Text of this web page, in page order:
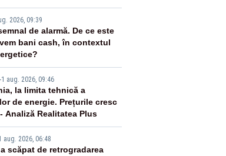
2026, 09:39
de alarmă. De ce este
bani cash, în contextul
1 aug. 2026, 09:46
la limita tehnică a
de energie. Prețurile cresc
Analiză Realitatea Plus
aug. 2026, 06:48
scăpat de retrogradarea